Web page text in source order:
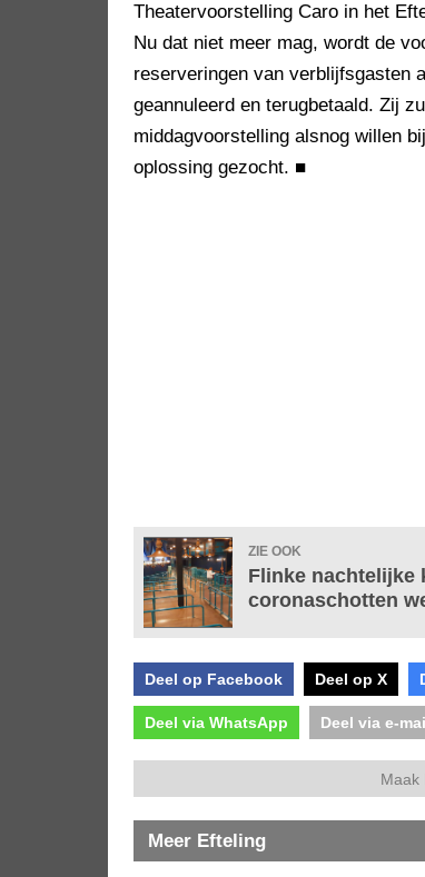
Theatervoorstelling Caro in het
Nu dat niet meer mag, wordt de
reserveringen van verblijfsgasten
geannuleerd en terugbetaald. Zij
middagvoorstelling alsnog willen
oplossing gezocht. ■
ZIE OOK
Flinke nachtelijke
coronaschotten
Deel op Facebook Deel op X
Deel via WhatsApp Deel via e-
Maak
Meer Efteling